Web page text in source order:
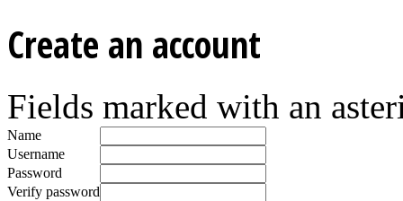
Create an account
Fields marked with an
Name
Username
Password
Verify password